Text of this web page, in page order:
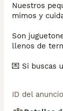
Nuestros
mimos y
Son
llenos de
💌 Si buscas
en
ID del anuncio